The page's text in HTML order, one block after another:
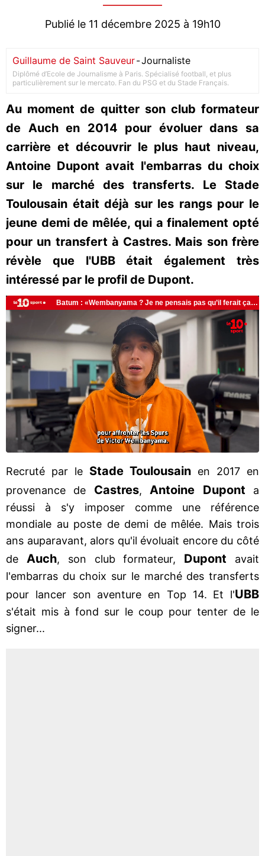
Publié le 11 décembre 2025 à 19h10
Guillaume de Saint Sauveur-Journaliste
Diplômé d’Ecole de Journalisme à Paris. Spécialisé football, et plus
particulièrement sur le mercato. Fan du PSG et du Stade Français.
Au moment de quitter son club formateur
de Auch en 2014 pour évoluer dans sa
carrière et découvrir le plus haut niveau,
Antoine Dupont avait l'embarras du choix
sur le marché des transferts. Le Stade
Toulousain était déjà sur les rangs pour le
jeune demi de mêlée, qui a finalement opté
pour un transfert à Castres. Mais son frère
révèle que l'UBB était également très
intéressé par le profil de Dupont.
Recruté par le Stade Toulousain en 2017 en
provenance de Castres, Antoine Dupont a
réussi à s'y imposer comme une référence
mondiale au poste de demi de mêlée. Mais trois
ans auparavant, alors qu'il évoluait encore du côté
de Auch, son club formateur, Dupont avait
l'embarras du choix sur le marché des transferts
pour lancer son aventure en Top 14. Et l'UBB
s'était mis à fond sur le coup pour tenter de le
signer...